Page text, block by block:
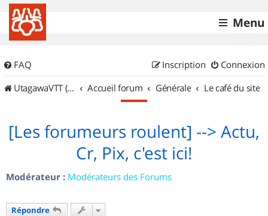
Menu
FAQ Connexion
Inscription
UtagawaVTT (Randos VTT et VTTAE avec traces GPS)
Accueil forum Générale Le café du site
[Les forumeurs roulent] --> Actu,
Cr, Pix, c'est ici!
Modérateur : Modérateurs des Forums
Répondre